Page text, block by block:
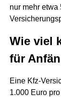
nur mehr
Wie viel
für
Eine Kfz-
1.000 Euro